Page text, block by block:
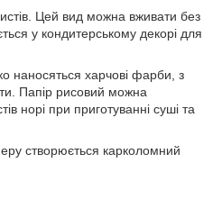
Цей вид можна вживати без
у кондитерському декорі для
наносяться харчові фарби, з
Папір рисовий можна
норі при приготуванні суші та
створюється карколомний